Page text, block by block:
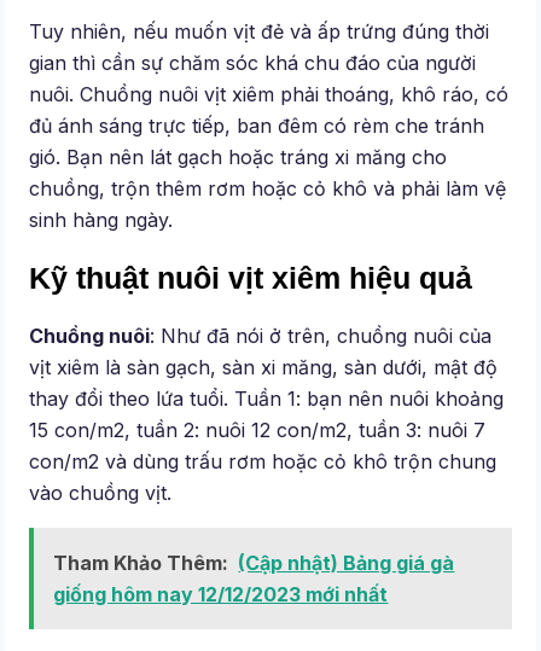
Tuy nhiên, nếu muốn vịt đẻ và ấp trứng đúng thời
gian thì cần sự chăm sóc khá chu đáo của người
nuôi. Chuồng nuôi vịt xiêm phải thoáng, khô ráo, có
đủ ánh sáng trực tiếp, ban đêm có rèm che tránh
gió. Bạn nên lát gạch hoặc tráng xi măng cho
chuồng, trộn thêm rơm hoặc cỏ khô và phải làm vệ
sinh hàng ngày.
Kỹ thuật nuôi vịt xiêm hiệu quả
Chuồng nuôi: Như đã nói ở trên, chuồng nuôi của
vịt xiêm là sàn gạch, sàn xi măng, sàn dưới, mật độ
thay đổi theo lứa tuổi. Tuần 1: bạn nên nuôi khoảng
15 con/m2, tuần 2: nuôi 12 con/m2, tuần 3: nuôi 7
con/m2 và dùng trấu rơm hoặc cỏ khô trộn chung
vào chuồng vịt.
Tham Khảo Thêm: (Cập nhật) Bảng giá gà
giống hôm nay 12/12/2023 mới nhất